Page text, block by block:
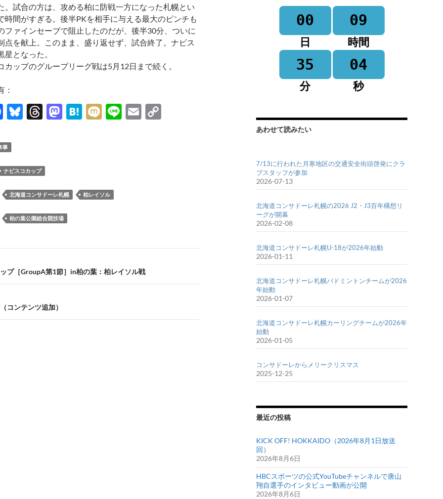
。試合の方は、攻める柏に防戦一方になった札幌とい
時間がすぎる。後半PKを相手に与える最大のピンチも
ファインセーブで阻止したのだが、後半30分、ついに
点を献上。このまま、盛り返せず、試合終了。ナビス
星となった。
ップのグループリーグ戦は5月12日まで続く。
：
F
e
b
o
o
k
Bl
y
T
ds
M
n
H
M Li
E
事
ナビスコカップ
北海道コンサドーレ札幌 柏レイソル
柏の葉公園総合競技場
プ［GroupA第1節］in柏の葉：柏レイソル戦
コンテンツ追加）
00
日
09
時間
35
分
04
秒
あわせて読みたい
7/13に行われた月寒地区の交通安全街頭啓発にクラ
ブスタッフが参加
2026-07-13
北海道コンサドーレ札幌の2026 J2・J3百年構想リ
ーグが開幕
2026-02-08
北海道コンサドーレ札幌U-18が2026年始動
2026-01-11
北海道コンサドーレ札幌バドミントンチームが2026
年始動
2026-01-07
北海道コンサドーレ札幌カーリングチームが2026年
始動
2026-01-05
コンサドーレからメリークリスマス
2025-12-25
最近の投稿
KICK OFF! HOKKAIDO（2026年8月1日放送
回）
2026年8月6日
HBCスポーツの公式YouTubeチャンネルで唐山
翔自選手のインタビュー動画が公開
2026年8月6日